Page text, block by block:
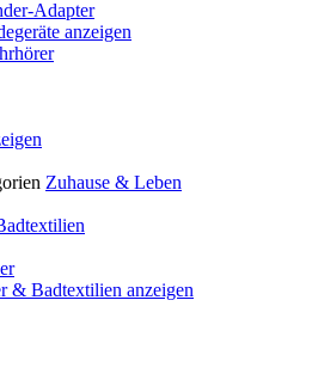
Adapter
anzeigen
Zuhause & Leben
& Badtextilien anzeigen